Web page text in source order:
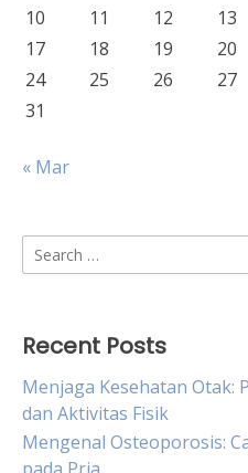
10
11 12 13
17
18 19 20
24
25 26 27
31
« Mar
Search
for:
Recent Posts
Menjaga Kesehatan Otak:
dan Aktivitas Fisik
Mengenal Osteoporosis: